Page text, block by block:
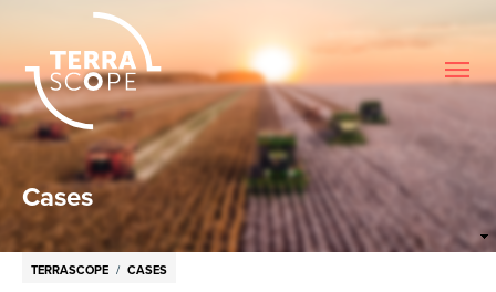
Cases
Breadcrumb
TERRASCOPE CASES